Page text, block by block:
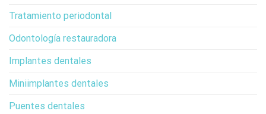
Tratamiento periodontal
Odontología restauradora
Implantes dentales
Miniimplantes dentales
Puentes dentales